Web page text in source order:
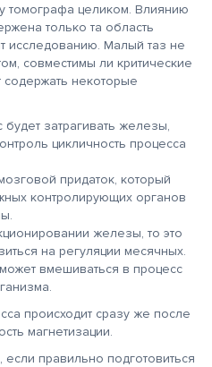
томографа целиком. Влиянию
только та область
исследованию. Малый таз не
совместимы ли критические
содержать некоторые
будет затрагивать железы,
цикличность процесса
придаток, который
контролирующих органов
железы, то это
на регуляции месячных.
вмешиваться в процесс
происходит сразу же после
магнетизации.
правильно подготовиться